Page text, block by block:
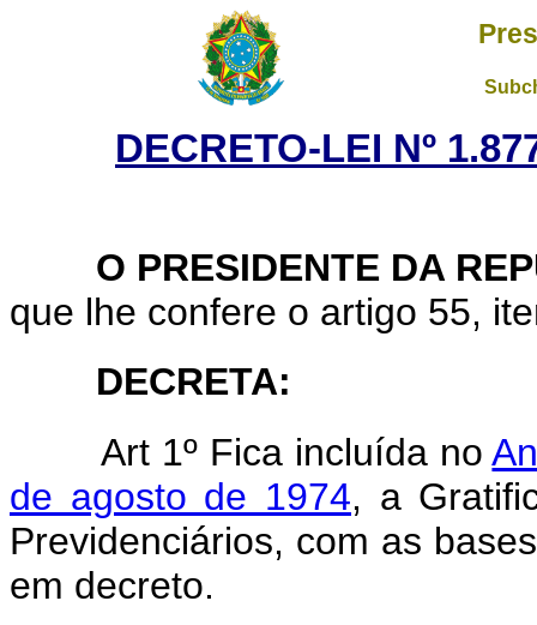
DECRETO-LEI Nº
O PRESIDENTE DA
que lhe confere o artigo 55,
DECRETA:
Art 1º Fica incluída no
de agosto de 1974, a
Previdenciários, com as
em decreto.